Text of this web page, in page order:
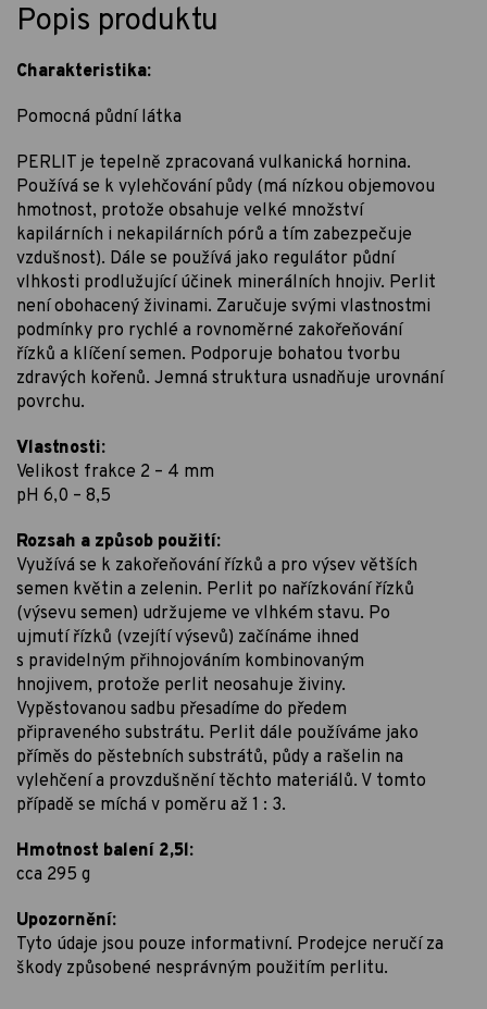
Popis produktu
Charakteristika:
Pomocná půdní látka
PERLIT je tepelně zpracovaná vulkanická hornina.
Používá se k vylehčování půdy (má nízkou objemovou
hmotnost, protože obsahuje velké množství
kapilárních i nekapilárních pórů a tím zabezpečuje
vzdušnost). Dále se používá jako regulátor půdní
vlhkosti prodlužující účinek minerálních hnojiv. Perlit
není obohacený živinami. Zaručuje svými vlastnostmi
podmínky pro rychlé a rovnoměrné zakořeňování
řízků a klíčení semen. Podporuje bohatou tvorbu
zdravých kořenů. Jemná struktura usnadňuje urovnání
povrchu.
Vlastnosti:
Velikost frakce 2 – 4 mm
pH 6,0 – 8,5
Rozsah a způsob použití:
Využívá se k zakořeňování řízků a pro výsev větších
semen květin a zelenin. Perlit po nařízkování řízků
(výsevu semen) udržujeme ve vlhkém stavu. Po
ujmutí řízků (vzejítí výsevů) začínáme ihned
s pravidelným přihnojováním kombinovaným
hnojivem, protože perlit neosahuje živiny.
Vypěstovanou sadbu přesadíme do předem
připraveného substrátu. Perlit dále používáme jako
příměs do pěstebních substrátů, půdy a rašelin na
vylehčení a provzdušnění těchto materiálů. V tomto
případě se míchá v poměru až 1 : 3.
Hmotnost balení 2,5l:
cca 295 g
Upozornění:
Tyto údaje jsou pouze informativní. Prodejce neručí za
škody způsobené nesprávným použitím perlitu.